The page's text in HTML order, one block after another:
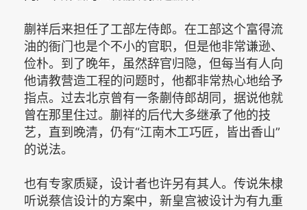
蒯祥后来担任了工部左侍郎。在工部这个富得流
油的衙门也是个不小的官职，但是他非常谦逊、
俭朴。到了晚年，虽然辞官归隐，但每当有人向
他请教营造工程的问题时，他都非常热心地给予
指点。过去北京曾有一条蒯侍郎胡同，据说他就
曾在那里住过。蒯祥的后代大多继承了他的技
艺，直到晚清，仍有“江南木工巧匠，皆出香山”
的说法。
也有专家质疑，设计者也许另有其人。传说朱棣
听说蔡信设计的方案中，新皇宫被设计为有九重